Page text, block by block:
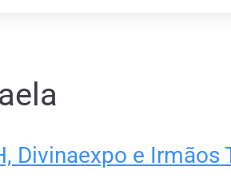
Divinaexpo e